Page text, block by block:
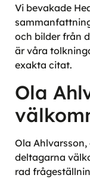
Vi bevakade
och bilder från
är våra
exakta citat.
Ola
Ola
deltagarna
rad